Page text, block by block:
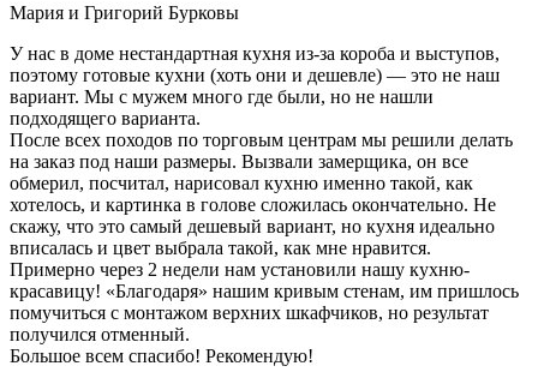
Мария и Григорий Бурковы
У нас в доме нестандартная кухня из-за короба и выступов,
поэтому готовые кухни (хоть они и дешевле) — это не наш
вариант. Мы с мужем много где были, но не нашли
подходящего варианта.
После всех походов по торговым центрам мы решили делать
на заказ под наши размеры. Вызвали замерщика, он все
обмерил, посчитал, нарисовал кухню именно такой, как
хотелось, и картинка в голове сложилась окончательно. Не
скажу, что это самый дешевый вариант, но кухня идеально
вписалась и цвет выбрала такой, как мне нравится.
Примерно через 2 недели нам установили нашу кухню-
красавицу! «Благодаря» нашим кривым стенам, им пришлось
помучиться с монтажом верхних шкафчиков, но результат
получился отменный.
Большое всем спасибо! Рекомендую!